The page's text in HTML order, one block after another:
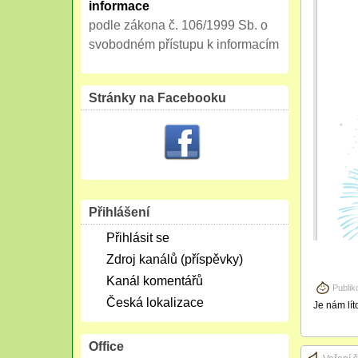
Je nám
informace
podle zákona č. 106/1999 Sb. o
svobodném přístupu k informacím
Stránky na Facebooku
Přihlášení
Přihlásit se
Zdroj kanálů (příspěvky)
Kanál komentářů
Česká lokalizace
Office